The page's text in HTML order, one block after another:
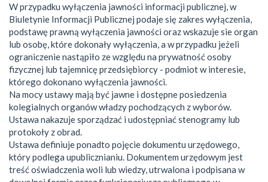
W przypadku wyłączenia jawności informacji publicznej, w
Biuletynie Informacji Publicznej podaje się zakres wyłączenia,
podstawę prawną wyłączenia jawności oraz wskazuje sie organ
lub osobę, które dokonały wyłączenia, a w przypadku jeżeli
ograniczenie nastąpiło ze względu na prywatność osoby
fizycznej lub tajemnicę przedsiębiorcy - podmiot w interesie,
którego dokonano wyłączenia jawności.
Na mocy ustawy mają być jawne i dostępne posiedzenia
kolegialnych organów władzy pochodzących z wyborów.
Ustawa nakazuje sporządzać i udostępniać stenogramy lub
protokoły z obrad.
Ustawa definiuje ponadto pojęcie dokumentu urzędowego,
który podlega upublicznianiu. Dokumentem urzędowym jest
treść oświadczenia woli lub wiedzy, utrwalona i podpisana w